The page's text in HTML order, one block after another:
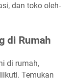
dan toko oleh-
di Rumah
di rumah,
Temukan